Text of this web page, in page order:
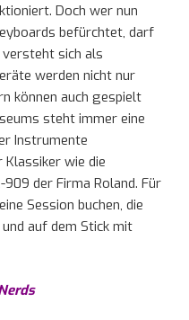
Doch wer nun
befürchtet, darf
sich als
werden nicht nur
können auch gespielt
steht immer eine
Instrumente
wie die
der Firma Roland. Für
Session buchen, die
auf dem Stick mit